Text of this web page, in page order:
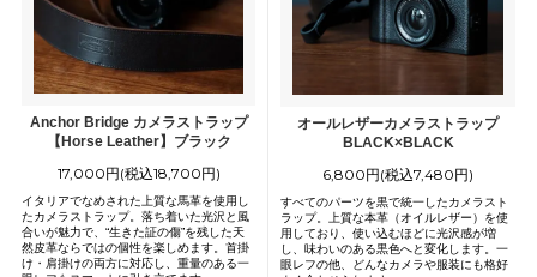
Anchor Bridge カメラストラップ
【Horse Leather】ブラック
17,000円(税込18,700円)
イタリアでなめされた上質な馬革を使用し
たカメラストラップ。落ち着いた光沢と風
合いが魅力で、“生きた証の傷”を残した天
然皮革ならではの個性を楽しめます。首掛
け・肩掛けの両方に対応し、重量のある一
オールレザーカメラストラップ
BLACK×BLACK
6,800円(税込7,480円)
すべてのパーツを黒で統一したカメラスト
ラップ。上質な本革（オイルレザー）を使
用しており、使い込むほどに光沢感が増
し、味わいのある黒色へと変化します。一
眼レフの他、どんなカメラや服装にも格好